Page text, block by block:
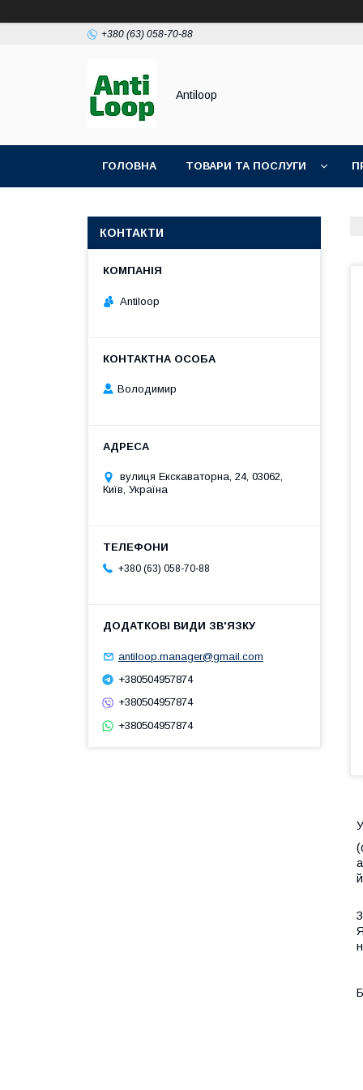
+380 (63) 058-70-88
Antiloop
ГОЛОВНА ТОВАРИ ТА ПОСЛУГИ
КОНТАКТИ
Antiloop
Володимир
вулиця Екскаваторна, 24, 03062,
Київ, Україна
+380 (63) 058-70-88
antiloop.manager@gmail.com
+380504957874
+380504957874
+380504957874